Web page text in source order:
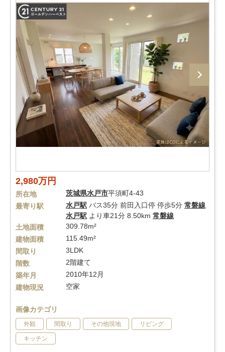
2,980万円
所在地 茨城県水戸市平須町4-43
最寄り駅
水戸駅 バス35分 前田入口停 停歩5分 常磐線
水戸駅 より車21分 8.50km 常磐線
土地面積
309.78m²
建物面積
115.49m²
間取り
3LDK
階数
2階建て
築年月
2010年12月
建物現況
空家
画像カテゴリ
外観 間取り その他現地 リビング
キッチン